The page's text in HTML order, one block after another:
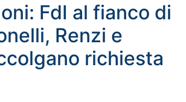
FdI al fianco di
Renzi e
richiesta